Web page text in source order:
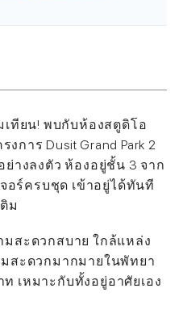
ทียน! พบกับห้องสตูดิโอ
การ Dusit Grand Park 2
างลงตัว ห้องอยู่ชั้น 3 จาก
อร์ครบชุด เข้าอยู่ได้ทันที
ม
สะดวกสบาย ใกล้แหล่ง
สะดวกมากมายในพัทยา
เหมาะกับทั้งอยู่อาศัยเอง